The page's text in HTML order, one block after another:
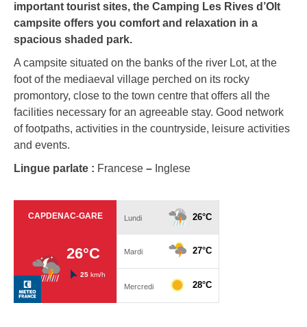
important tourist sites, the Camping Les Rives d’Olt
campsite offers you comfort and relaxation in a
spacious shaded park.
A campsite situated on the banks of the river Lot, at the
foot of the mediaeval village perched on its rocky
promontory, close to the town centre that offers all the
facilities necessary for an agreeable stay. Good network
of footpaths, activities in the countryside, leisure activities
and events.
Lingue parlate : Francese – Inglese